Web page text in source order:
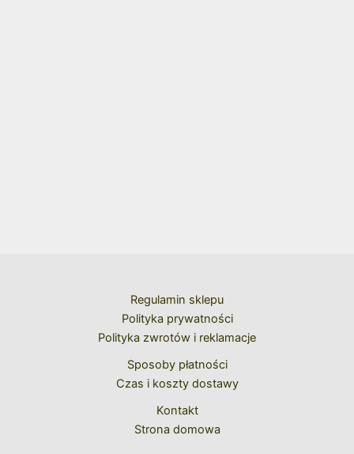
Regulamin sklepu
Polityka prywatności
Polityka zwrotów i reklamacje
Sposoby płatności
Czas i koszty dostawy
Kontakt
Strona domowa